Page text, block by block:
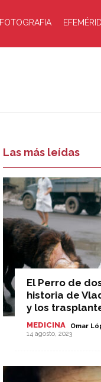
FOTOGRAFIA
Las más leídas
El Perro de
historia de
y los
MEDICINA Omar
14 agosto, 2023